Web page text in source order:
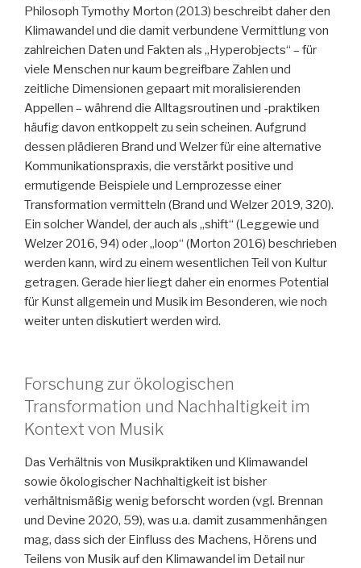
Philosoph Tymothy Morton (2013) beschreibt daher den
Klimawandel und die damit verbundene Vermittlung von
zahlreichen Daten und Fakten als „Hyperobjects“ – für
viele Menschen nur kaum begreifbare Zahlen und
zeitliche Dimensionen gepaart mit moralisierenden
Appellen – während die Alltagsroutinen und -praktiken
häufig davon entkoppelt zu sein scheinen. Aufgrund
dessen plädieren Brand und Welzer für eine alternative
Kommunikationspraxis, die verstärkt positive und
ermutigende Beispiele und Lernprozesse einer
Transformation vermitteln (Brand und Welzer 2019, 320).
Ein solcher Wandel, der auch als „shift“ (Leggewie und
Welzer 2016, 94) oder „loop“ (Morton 2016) beschrieben
werden kann, wird zu einem wesentlichen Teil von Kultur
getragen. Gerade hier liegt daher ein enormes Potential
für Kunst allgemein und Musik im Besonderen, wie noch
weiter unten diskutiert werden wird.
Forschung zur ökologischen
Transformation und Nachhaltigkeit im
Kontext von Musik
Das Verhältnis von Musikpraktiken und Klimawandel
sowie ökologischer Nachhaltigkeit ist bisher
verhältnismäßig wenig beforscht worden (vgl. Brennan
und Devine 2020, 59), was u.a. damit zusammenhängen
mag, dass sich der Einfluss des Machens, Hörens und
Teilens von Musik auf den Klimawandel im Detail nur